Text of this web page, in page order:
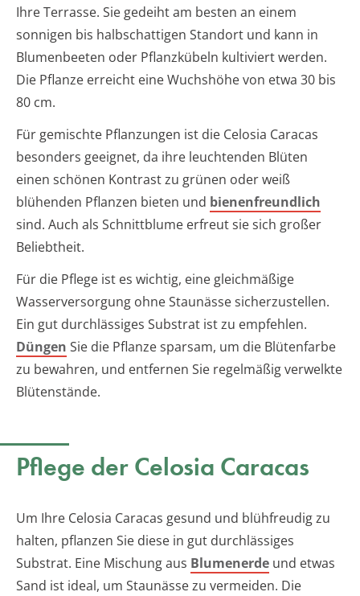
Ihre Terrasse. Sie gedeiht am besten an einem
sonnigen bis halbschattigen Standort und kann in
Blumenbeeten oder Pflanzkübeln kultiviert werden.
Die Pflanze erreicht eine Wuchshöhe von etwa 30 bis
80 cm.
Für gemischte Pflanzungen ist die Celosia Caracas
besonders geeignet, da ihre leuchtenden Blüten
einen schönen Kontrast zu grünen oder weiß
blühenden Pflanzen bieten und bienenfreundlich
sind. Auch als Schnittblume erfreut sie sich großer
Beliebtheit.
Für die Pflege ist es wichtig, eine gleichmäßige
Wasserversorgung ohne Staunässe sicherzustellen.
Ein gut durchlässiges Substrat ist zu empfehlen.
Düngen Sie die Pflanze sparsam, um die Blütenfarbe
zu bewahren, und entfernen Sie regelmäßig verwelkte
Blütenstände.
Pflege der Celosia Caracas
Um Ihre Celosia Caracas gesund und blühfreudig zu
halten, pflanzen Sie diese in gut durchlässiges
Substrat. Eine Mischung aus Blumenerde und etwas
Sand ist ideal, um Staunässe zu vermeiden. Die